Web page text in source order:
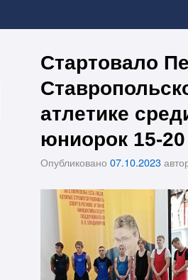
Стартовало
атлетике
юниорок 15-
Опубликовано 07.10.2023